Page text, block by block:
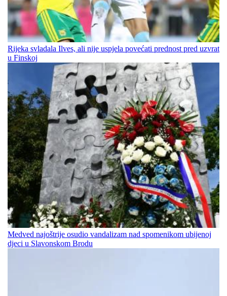
Rijeka svladala Ilves, ali nije uspjela povećati prednost pred uzvrat
u Finskoj
Medved najoštrije osudio vandalizam nad spomenikom ubijenoj
djeci u Slavonskom Brodu